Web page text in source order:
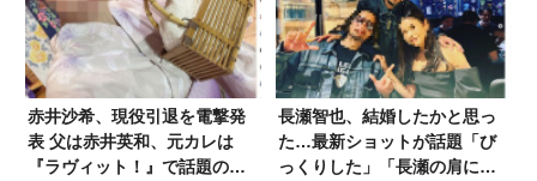
赤井沙希、現役引退を電撃発
表 父は赤井英和、元カレは
『ラヴィット！』で話題の人
長瀬智也、結婚したかと思っ
た…最新ショットが話題「び
っくりした」「長瀬の肩に置